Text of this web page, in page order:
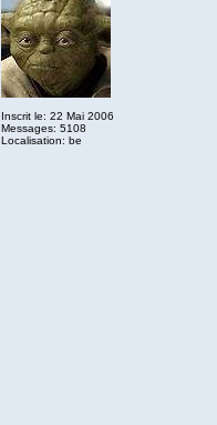
Inscrit le: 22 Mai 2006
Messages: 5108
Localisation: be